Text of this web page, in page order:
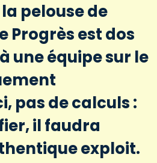
pelouse de
Progrès est dos
une équipe sur le
pas de calculs :
il faudra
exploit.